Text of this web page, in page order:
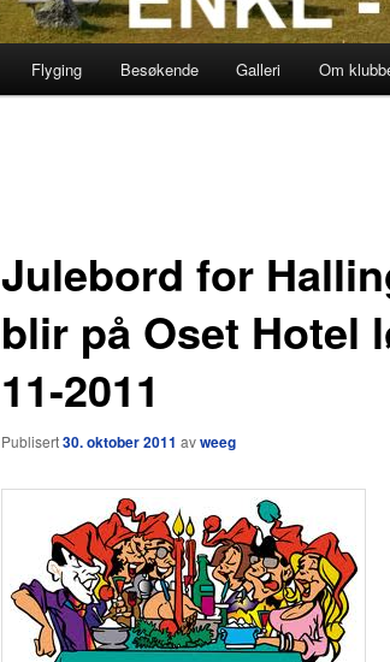
Flyging Besøkende Galleri Om
Julebord for
blir på Oset Hotel
11-2011
Publisert30. oktober 2011 avweeg